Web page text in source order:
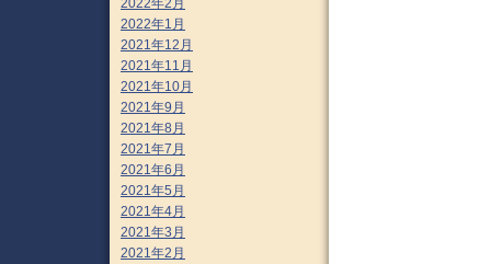
2022年2月
2022年1月
2021年12月
2021年11月
2021年10月
2021年9月
2021年8月
2021年7月
2021年6月
2021年5月
2021年4月
2021年3月
2021年2月